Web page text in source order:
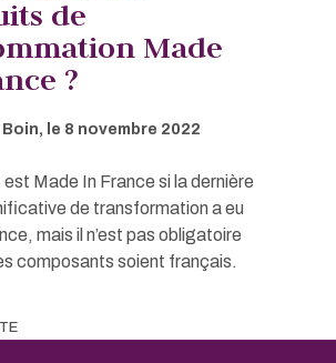
de
Made
?
, le 8 novembre 2022
est Made In France si la dernière
de transformation a eu
mais il n’est pas obligatoire
composants soient français.